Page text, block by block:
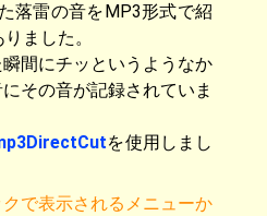
落雷の音をMP3形式で紹
ました。
間にチッというようなか
その音が記録されていま
を使用しまし
で表示されるメニューか